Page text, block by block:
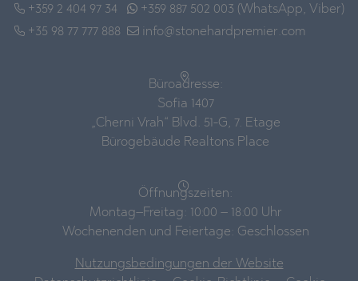
+359 2 404 97 34
+35 98 77 777 888
+359 887 502 003 (WhatsApp, Viber)
info@stonehardpremier.com
Büroadresse:
Sofia 1407
„Cherni Vrah“ Blvd. 51-G, 7. Etage
Bürogebäude Realtons Place
Öffnungszeiten:
Montag–Freitag: 10:00 – 18:00 Uhr
Wochenenden und Feiertage: Geschlossen
Nutzungsbedingungen der Website